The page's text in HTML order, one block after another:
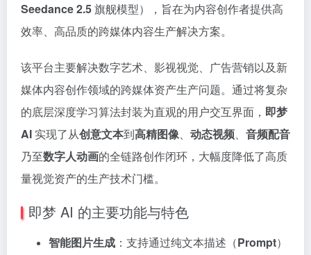
Seedance 2.5旗舰模型），旨在为内容创作者提供高
效率、高品质的跨媒体内容生产解决方案。
该平台主要解决数字艺术、影视视觉、广告营销以及新
媒体内容创作领域的跨媒体资产生产问题。通过将复杂
的底层深度学习算法封装为直观的用户交互界面， 即梦
AI 实现了从创意文本到高精图像、 动态视频、 音频配音
乃至数字人动画的全链路创作闭环，大幅度降低了高质
量视觉资产的生产技术门槛。
即梦 AI 的主要功能与特色
智能图片生成 ：支持通过纯文本描述（Prompt）